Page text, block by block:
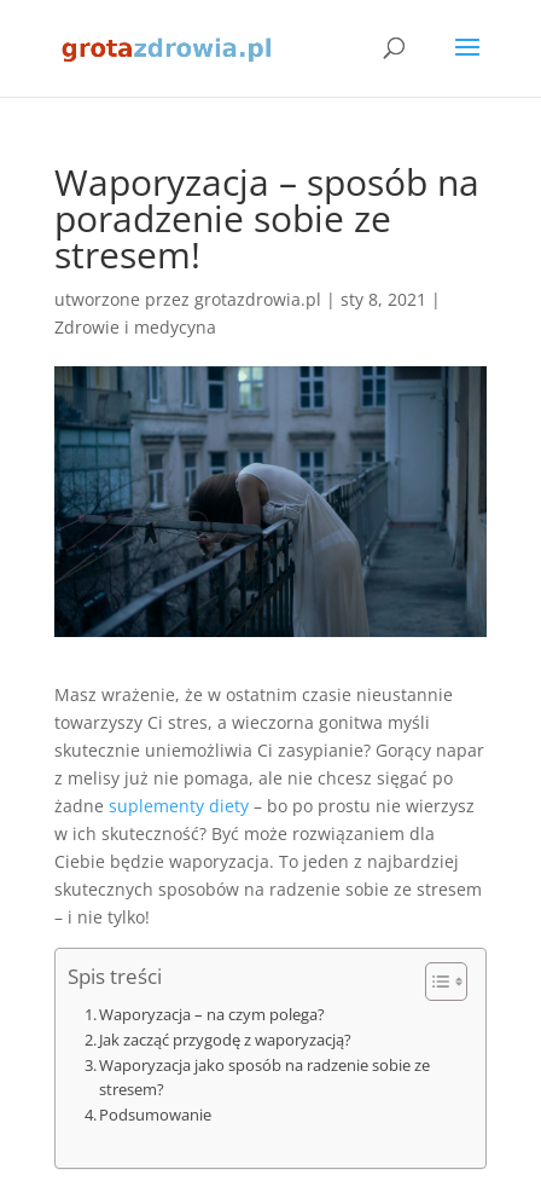
Waporyzacja – sposób na
poradzenie sobie ze
stresem!
utworzone przez grotazdrowia.pl | sty 8, 2021 |
Zdrowie i medycyna
Masz wrażenie, że w ostatnim czasie nieustannie
towarzyszy Ci stres, a wieczorna gonitwa myśli
skutecznie uniemożliwia Ci zasypianie? Gorący napar
z melisy już nie pomaga, ale nie chcesz sięgać po
żadne suplementy diety– bo po prostu nie wierzysz
w ich skuteczność? Być może rozwiązaniem dla
Ciebie będzie waporyzacja. To jeden z najbardziej
skutecznych sposobów na radzenie sobie ze stresem
– i nie tylko!
Spis treści
Waporyzacja – na czym polega?
Jak zacząć przygodę z waporyzacją?
Waporyzacja jako sposób na radzenie sobie ze
stresem?
Podsumowanie